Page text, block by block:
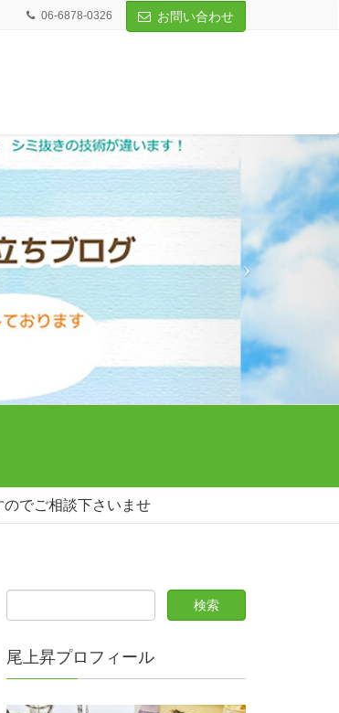
06-6878-0326 お問い合わせ
でご相談下さいませ
尾上昇プロフィール